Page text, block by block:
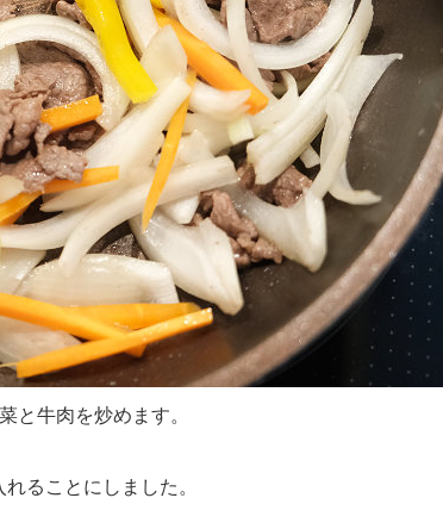
と牛肉を炒めます。
ることにしました。